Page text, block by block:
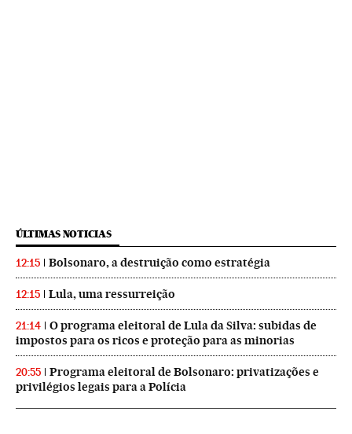
ÚLTIMAS NOTICIAS
12:15 Bolsonaro, a destruição como estratégia
12:15 Lula, uma ressurreição
21:14
O programa eleitoral de Lula da Silva: subidas de
impostos para os ricos e proteção para as minorias
20:55
Programa eleitoral de Bolsonaro: privatizações e
privilégios legais para a Polícia